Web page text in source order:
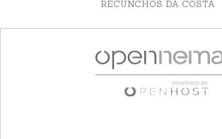
RECUNCHOS DA COSTA